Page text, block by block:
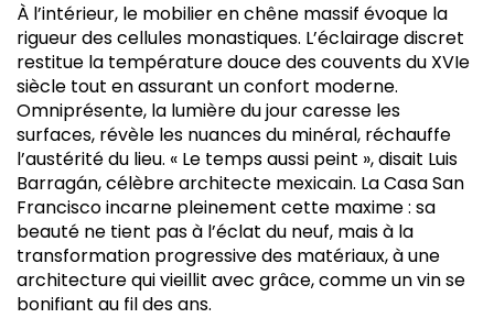
À l’intérieur, le mobilier en chêne massif évoque la
rigueur des cellules monastiques. L’éclairage discret
restitue la température douce des couvents du XVIe
siècle tout en assurant un confort moderne.
Omniprésente, la lumière du jour caresse les
surfaces, révèle les nuances du minéral, réchauffe
l’austérité du lieu. « Le temps aussi peint », disait Luis
Barragán, célèbre architecte mexicain. La Casa San
Francisco incarne pleinement cette maxime : sa
beauté ne tient pas à l’éclat du neuf, mais à la
transformation progressive des matériaux, à une
architecture qui vieillit avec grâce, comme un vin se
bonifiant au fil des ans.